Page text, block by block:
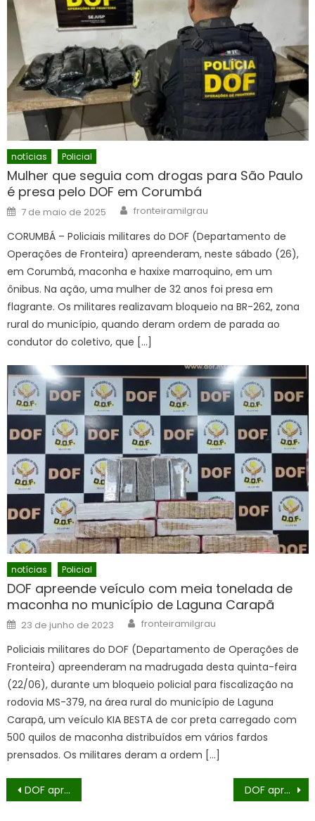
notícias Policial
Mulher que seguia com drogas para São Paulo
é presa pelo DOF em Corumbá
Posted
on
7 de maio de 2025 Author
fronteiramilgrau
CORUMBÁ – Policiais militares do DOF (Departamento de
Operações de Fronteira) apreenderam, neste sábado (26),
em Corumbá, maconha e haxixe marroquino, em um
ônibus. Na ação, uma mulher de 32 anos foi presa em
flagrante. Os militares realizavam bloqueio na BR-262, zona
rural do município, quando deram ordem de parada ao
condutor do coletivo, que […]
notícias Policial
DOF apreende veículo com meia tonelada de
maconha no município de Laguna Carapã
Posted
on
23 de junho de 2023 Author
fronteiramilgrau
Policiais militares do DOF (Departamento de Operações de
Fronteira) apreenderam na madrugada desta quinta-feira
(22/06), durante um bloqueio policial para fiscalização na
rodovia MS-379, na área rural do município de Laguna
Carapã, um veículo KIA BESTA de cor preta carregado com
500 quilos de maconha distribuídos em vários fardos
prensados. Os militares deram a ordem […]
Navegação
DOF apreende droga que seria levada para Rondônia e prende duas mulheres DOF apreende mais de 730 quilos de drogas em Ponta Porã